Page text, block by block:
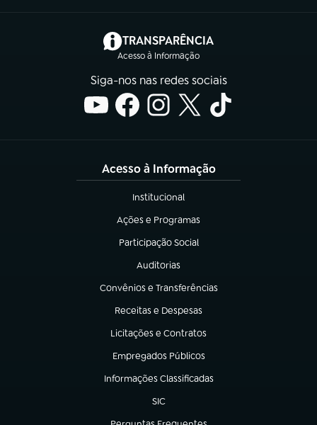
TRANSPARÊNCIA
Acesso à Informação
(abre em nova aba)
Siga-nos nas redes sociais
Acesso à Informação
Institucional
(abre em nova aba)
Ações e Programas
(abre em nova aba)
Participação Social
(abre em nova aba)
Auditorias
(abre em nova aba)
Convênios e Transferências
(abre em nova aba)
Receitas e Despesas
(abre em nova aba)
Licitações e Contratos
(abre em nova aba)
Empregados Públicos
(abre em nova aba)
Informações Classificadas
(abre em nova aba)
SIC
(abre em nova aba)